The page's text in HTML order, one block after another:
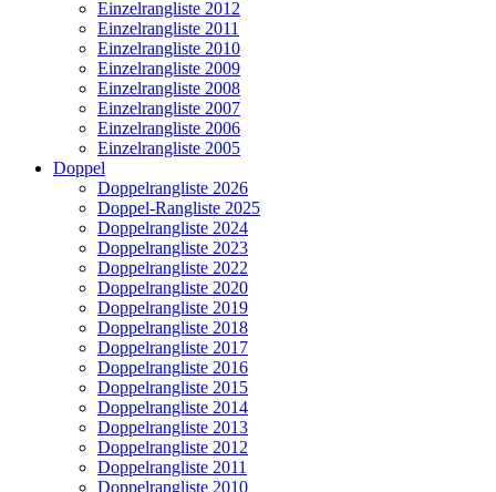
Einzelrangliste 2012
Einzelrangliste 2011
Einzelrangliste 2010
Einzelrangliste 2009
Einzelrangliste 2008
Einzelrangliste 2007
Einzelrangliste 2006
Einzelrangliste 2005
Doppel
Doppelrangliste 2026
Doppel-Rangliste 2025
Doppelrangliste 2024
Doppelrangliste 2023
Doppelrangliste 2022
Doppelrangliste 2020
Doppelrangliste 2019
Doppelrangliste 2018
Doppelrangliste 2017
Doppelrangliste 2016
Doppelrangliste 2015
Doppelrangliste 2014
Doppelrangliste 2013
Doppelrangliste 2012
Doppelrangliste 2011
Doppelrangliste 2010